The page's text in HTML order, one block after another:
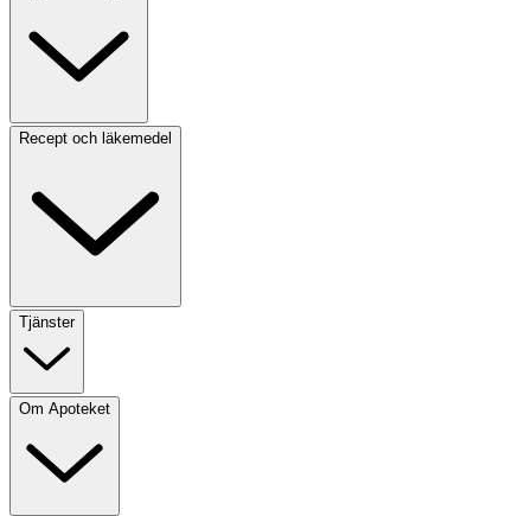
Recept och läkemedel
Tjänster
Om Apoteket